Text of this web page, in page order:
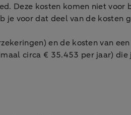
Deze kosten komen niet
je voor dat deel van de kosten
en de kosten van
circa € 35.453 per jaar)